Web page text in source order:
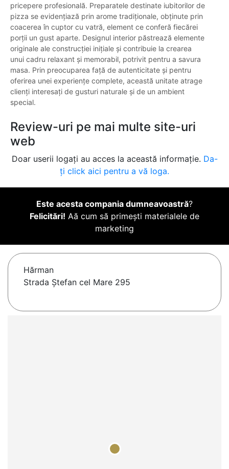
pricepere profesională. Preparatele destinate iubitorilor de
pizza se evidențiază prin arome tradiționale, obținute prin
coacerea în cuptor cu vatră, element ce conferă fiecărei
porții un gust aparte. Designul interior păstrează elemente
originale ale construcției inițiale și contribuie la crearea
unui cadru relaxant și memorabil, potrivit pentru a savura
masa. Prin preocuparea față de autenticitate și pentru
oferirea unei experiențe complete, această unitate atrage
clienți interesați de gusturi naturale și de un ambient
special.
Review-uri pe mai multe site-uri
web
Doar userii logați au acces la această informație. Da-
ți click aici pentru a vă loga.
Este acesta compania dumneavoastră?
Felicitări! Aă cum să primești materialele de
marketing
Hărman
Strada Ștefan cel Mare 295